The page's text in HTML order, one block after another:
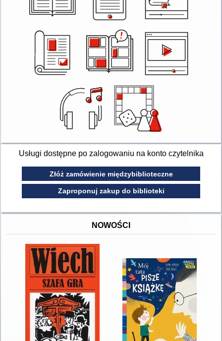
Usługi dostępne po zalogowaniu na konto czytelnika
Złóż zamówienie międzybiblioteczne
Zaproponuj zakup do biblioteki
NOWOŚCI